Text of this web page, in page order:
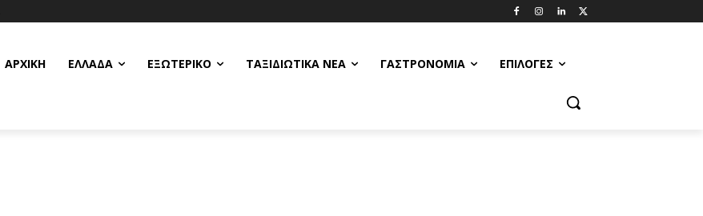
ΑΡΧΙΚΗ ΕΛΛΆΔΑ ΕΞΩΤΕΡΙΚΌ ΤΑΞΙΔΙΩΤΙΚΆ ΝΈΑ ΓΑΣΤΡΟΝΟΜΊΑ ΕΠΙΛΟΓΈΣ